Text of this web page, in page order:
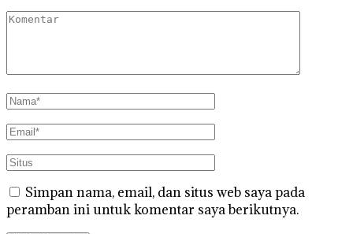
Simpan nama, email, dan situs web saya pada
peramban ini untuk komentar saya berikutnya.